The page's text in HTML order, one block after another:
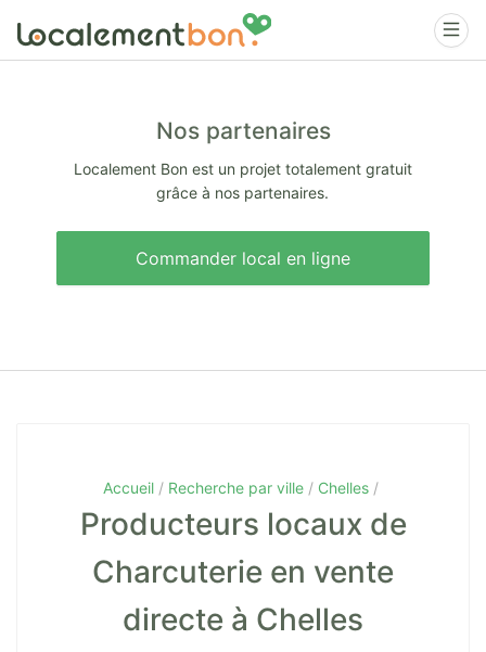
Nos partenaires
Localement Bon est un projet totalement gratuit
grâce à nos partenaires.
Commander local en ligne
Accueil Recherche par ville Chelles
Producteurs locaux de
Charcuterie en vente
directe à Chelles